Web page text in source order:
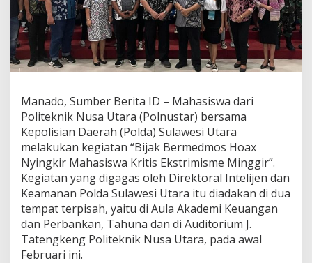
u
t
r
s
n
e
r
g
i
T
n
g
k
a
l
H
Manado, Sumber Berita ID – Mahasiswa dari
Politeknik Nusa Utara (Polnustar) bersama
Kepolisian Daerah (Polda) Sulawesi Utara
melakukan kegiatan “Bijak Bermedmos Hoax
Nyingkir Mahasiswa Kritis Ekstrimisme Minggir”.
Kegiatan yang digagas oleh Direktoral Intelijen dan
Keamanan Polda Sulawesi Utara itu diadakan di dua
tempat terpisah, yaitu di Aula Akademi Keuangan
dan Perbankan, Tahuna dan di Auditorium J.
Tatengkeng Politeknik Nusa Utara, pada awal
Februari ini.